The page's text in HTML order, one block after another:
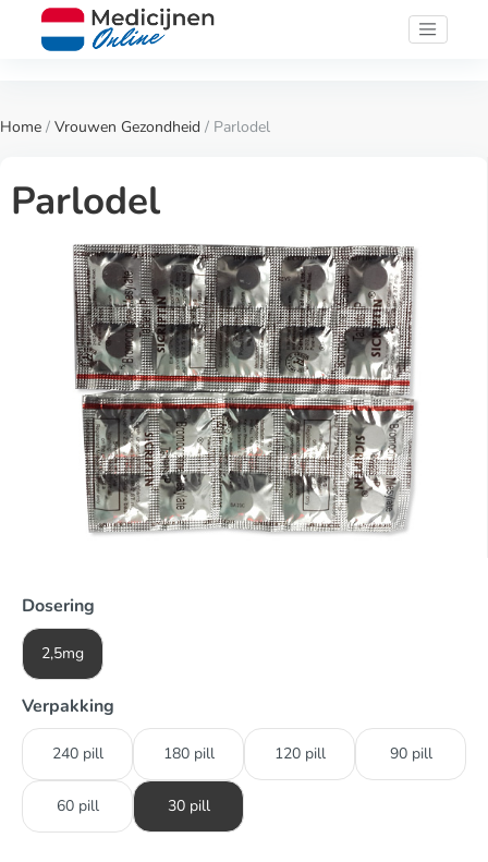
Home / Vrouwen Gezondheid / Parlodel
Parlodel
Dosering
2,5mg
Verpakking
240 pill 180 pill 120 pill 90 pill
60 pill 30 pill